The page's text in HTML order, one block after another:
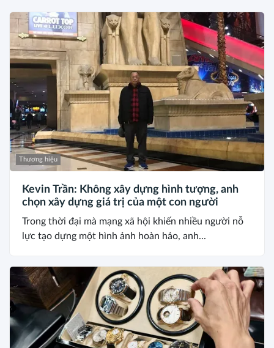
Thương hiệu
Kevin Trần: Không xây dựng hình tượng, anh
chọn xây dựng giá trị của một con người
Trong thời đại mà mạng xã hội khiến nhiều người nỗ
lực tạo dựng một hình ảnh hoàn hảo, anh...